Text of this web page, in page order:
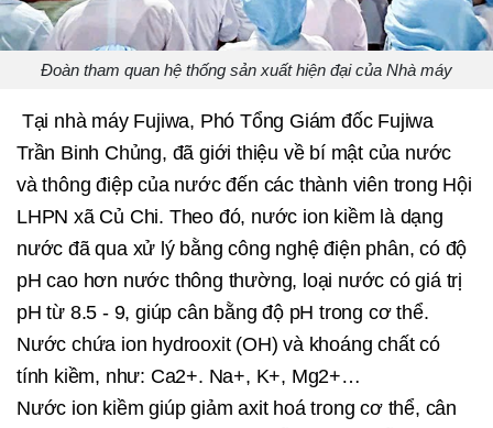
Đoàn tham quan hệ thống sản xuất hiện đại của Nhà máy
Tại nhà máy Fujiwa, Phó Tổng Giám đốc Fujiwa
Trần Binh Chủng, đã giới thiệu về bí mật của nước
và thông điệp của nước đến các thành viên trong Hội
LHPN xã Củ Chi. Theo đó, nước ion kiềm là dạng
nước đã qua xử lý bằng công nghệ điện phân, có độ
pH cao hơn nước thông thường, loại nước có giá trị
pH từ 8.5 - 9, giúp cân bằng độ pH trong cơ thể.
Nước chứa ion hydrooxit (OH) và khoáng chất có
tính kiềm, như: Ca2+. Na+, K+, Mg2+…
Nước ion kiềm giúp giảm axit hoá trong cơ thể, cân